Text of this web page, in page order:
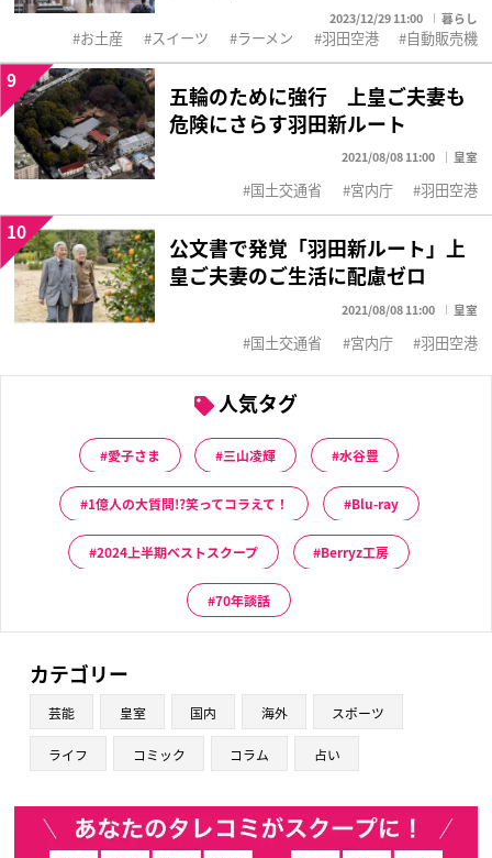
2023/12/29 11:00 暮らし
お土産 スイーツ ラーメン 羽田空港 自動販売機
五輪のために強行 上皇ご夫妻も
危険にさらす羽田新ルート
2021/08/08 11:00 皇室
9
国土交通省 宮内庁 羽田空港
公文書で発覚「羽田新ルート」上
皇ご夫妻のご生活に配慮ゼロ
2021/08/08 11:00 皇室
10
国土交通省 宮内庁 羽田空港
人気タグ
愛子さま 三山凌輝 水谷豊
1億人の大質問!?笑ってコラえて！ Blu-ray
2024上半期ベストスクープ Berryz工房
70年談話
カテゴリー
芸能 皇室 国内 海外 スポーツ
ライフ コミック コラム 占い